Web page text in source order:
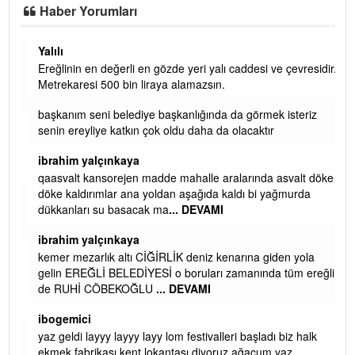
Haber Yorumları
Yalılı
Ereğlinin en değerli en gözde yeri yalı caddesi ve çevresidir.
Metrekaresi 500 bin liraya alamazsın.
başkanım seni belediye başkanlığında da görmek isteriz
senin ereyliye katkın çok oldu daha da olacaktır
ibrahim yalçınkaya
qaasvalt kansorejen madde mahalle aralarında asvalt döke
döke kaldırımlar ana yoldan aşağıda kaldı bi yağmurda
dükkanları su basacak ma... DEVAMI
ibrahim yalçınkaya
kemer mezarlık altı CİĞİRLİK deniz kenarına giden yola
gelin EREĞLİ BELEDİYESİ o boruları zamanında tüm ereğli
de RUHİ CÖBEKOĞLU... DEVAMI
ibogemici
yaz geldi layyy layyy layy lom festivalleri başladı biz halk
ekmek fabrikası kent lokantası diyoruz ağacum yaz